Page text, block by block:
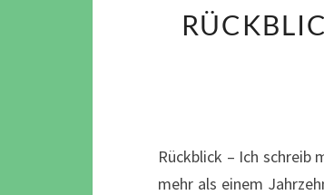
Rückblick – Ich schreib
mehr als einem